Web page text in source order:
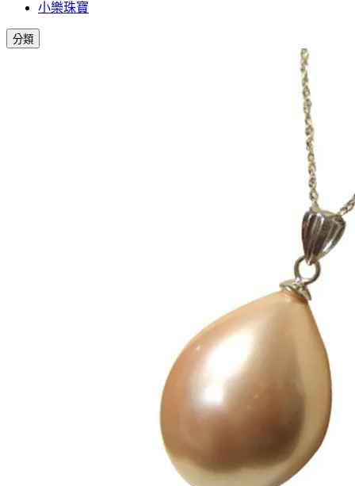
小樂珠寶
分類